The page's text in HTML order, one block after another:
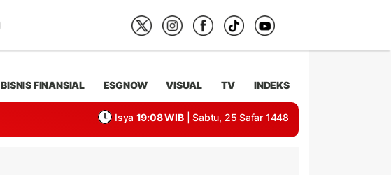
BISNIS FINANSIAL ESGNOW VISUAL TV INDEKS
Isya 19:08 WIB | Sabtu, 25 Safar 1448